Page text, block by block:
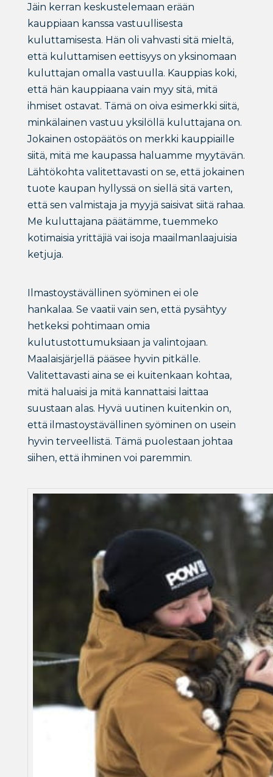
Jäin kerran keskustelemaan erään
kauppiaan kanssa vastuullisesta
kuluttamisesta. Hän oli vahvasti sitä mieltä,
että kuluttamisen eettisyys on yksinomaan
kuluttajan omalla vastuulla. Kauppias koki,
että hän kauppiaana vain myy sitä, mitä
ihmiset ostavat. Tämä on oiva esimerkki siitä,
minkälainen vastuu yksilöllä kuluttajana on.
Jokainen ostopäätös on merkki kauppiaille
siitä, mitä me kaupassa haluamme myytävän.
Lähtökohta valitettavasti on se, että jokainen
tuote kaupan hyllyssä on siellä sitä varten,
että sen valmistaja ja myyjä saisivat siitä rahaa.
Me kuluttajana päätämme, tuemmeko
kotimaisia yrittäjiä vai isoja maailmanlaajuisia
ketjuja.
Ilmastoystävällinen syöminen ei ole
hankalaa. Se vaatii vain sen, että pysähtyy
hetkeksi pohtimaan omia
kulutustottumuksiaan ja valintojaan.
Maalaisjärjellä pääsee hyvin pitkälle.
Valitettavasti aina se ei kuitenkaan kohtaa,
mitä haluaisi ja mitä kannattaisi laittaa
suustaan alas. Hyvä uutinen kuitenkin on,
että ilmastoystävällinen syöminen on usein
hyvin terveellistä. Tämä puolestaan johtaa
siihen, että ihminen voi paremmin.